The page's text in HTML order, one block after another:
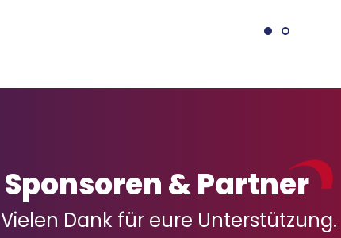
Sponsoren & Partner
Vielen Dank für eure Unterstützung.